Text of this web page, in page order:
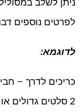
לפרטים נוספים
לדוגמא:
כריכים לדרך –
2 סלטים גדולים או ארוחת בוקר בהרכבה אישית.